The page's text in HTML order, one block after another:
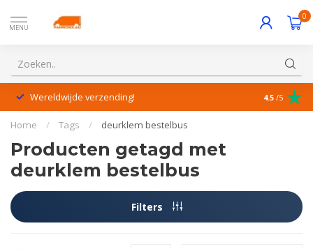
MENU
0
Wereldwijde verzending! 4.5 /5
Home / Tags / deurklem bestelbus
Producten getagd met
deurklem bestelbus
Filters